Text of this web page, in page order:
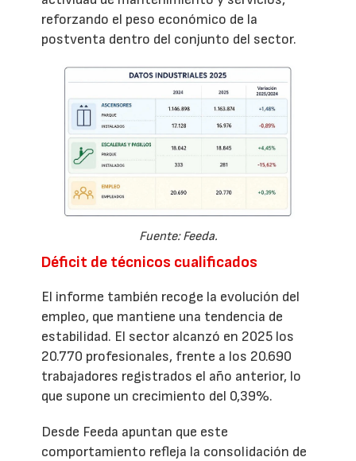
reforzando el peso económico de la
postventa dentro del conjunto del sector.
Fuente: Feeda.
Déficit de técnicos cualificados
El informe también recoge la evolución del
empleo, que mantiene una tendencia de
estabilidad. El sector alcanzó en 2025 los
20.770 profesionales, frente a los 20.690
trabajadores registrados el año anterior, lo
que supone un crecimiento del 0,39%.
Desde Feeda apuntan que este
comportamiento refleja la consolidación de